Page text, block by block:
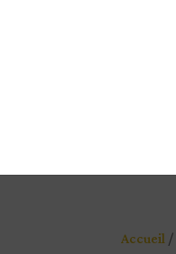
Accueil /